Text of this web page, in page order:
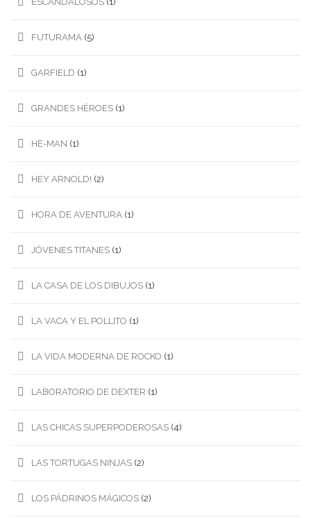
FUTURAMA (5)
GARFIELD (1)
GRANDES HÉROES (1)
HE-MAN (1)
HEY ARNOLD! (2)
HORA DE AVENTURA (1)
JÓVENES TITANES (1)
LA CASA DE LOS DIBUJOS (1)
LA VACA Y EL POLLITO (1)
LA VIDA MODERNA DE ROCKO (1)
LABORATORIO DE DEXTER (1)
LAS CHICAS SUPERPODEROSAS (4)
LAS TORTUGAS NINJAS (2)
LOS PÁDRINOS MÁGICOS (2)